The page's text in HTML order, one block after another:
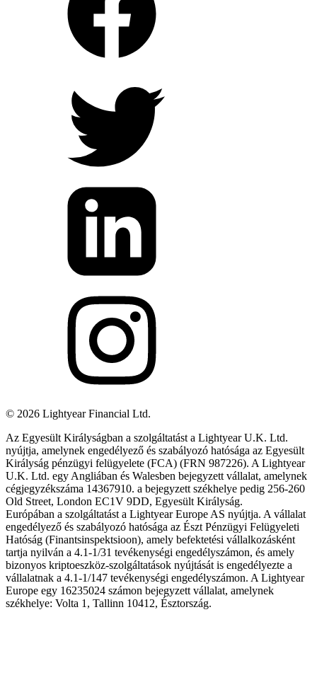
© 2026 Lightyear Financial Ltd.
Az Egyesült Királyságban a szolgáltatást a Lightyear U.K. Ltd.
nyújtja, amelynek engedélyező és szabályozó hatósága az Egyesült
Királyság pénzügyi felügyelete (FCA) (FRN 987226). A Lightyear
U.K. Ltd. egy Angliában és Walesben bejegyzett vállalat, amelynek
cégjegyzékszáma 14367910. a bejegyzett székhelye pedig 256-260
Old Street, London EC1V 9DD, Egyesült Királyság.
Európában a szolgáltatást a Lightyear Europe AS nyújtja. A vállalat
engedélyező és szabályozó hatósága az Észt Pénzügyi Felügyeleti
Hatóság (Finantsinspektsioon), amely befektetési vállalkozásként
tartja nyilván a 4.1-1/31 tevékenységi engedélyszámon, és amely
bizonyos kriptoeszköz-szolgáltatások nyújtását is engedélyezte a
vállalatnak a 4.1-1/147 tevékenységi engedélyszámon. A Lightyear
Europe egy 16235024 számon bejegyzett vállalat, amelynek
székhelye: Volta 1, Tallinn 10412, Észtország.